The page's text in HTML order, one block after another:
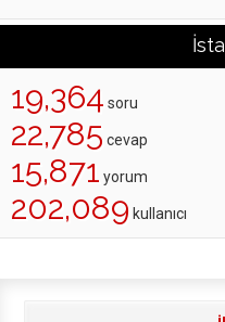
19,364 soru
22,785 cevap
15,871 yorum
202,089 kullanıcı